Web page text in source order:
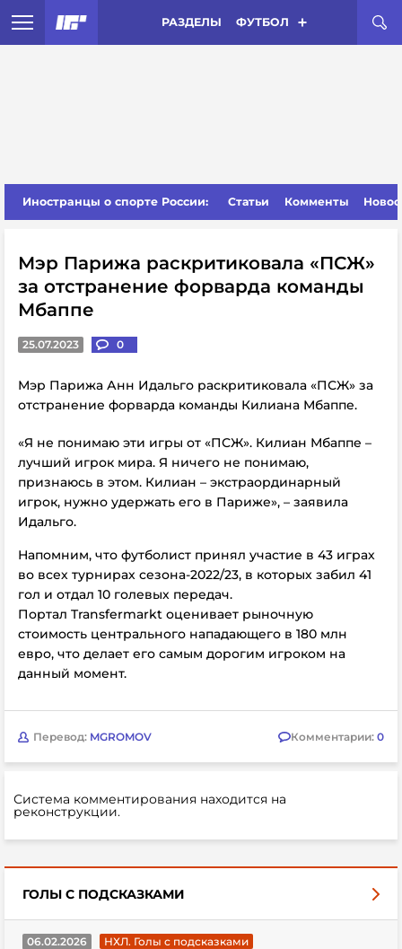
РАЗДЕЛЫ ФУТБОЛ
Иностранцы о спорте России: Статьи Комменты
Мэр Парижа раскритиковала «ПСЖ»
за отстранение форварда команды
Мбаппе
25.07.2023 0
Мэр Парижа Анн Идальго раскритиковала «ПСЖ» за
отстранение форварда команды Килиана Мбаппе.
«Я не понимаю эти игры от «ПСЖ». Килиан Мбаппе –
лучший игрок мира. Я ничего не понимаю,
признаюсь в этом. Килиан – экстраординарный
игрок, нужно удержать его в Париже», – заявила
Идальго.
Напомним, что футболист принял участие в 43 играх
во всех турнирах сезона-2022/23, в которых забил 41
гол и отдал 10 голевых передач.
Портал Transfermarkt оценивает рыночную
стоимость центрального нападающего в 180 млн
евро, что делает его самым дорогим игроком на
данный момент.
Перевод: MGROMOV Комментарии: 0
Система комментирования находится на
реконструкции.
ГОЛЫ С ПОДСКАЗКАМИ
06.02.2026
НХЛ. Голы с подсказками